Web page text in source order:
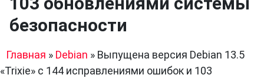
безопасности
Главная » Debian » Выпущена версия Debian 13.5
«Trixie» с 144 исправлениями ошибок и 103